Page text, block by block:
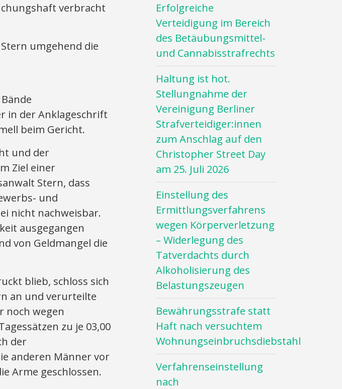
verbracht
umgehend die
in der Anklageschrift
beim Gericht.
und der
Ziel einer
Stern, dass
und
nicht nachweisbar.
ausgegangen
von Geldmangel die
blieb, schloss sich
an und verurteilte
noch wegen
zu je 03,00
der
anderen Männer vor
Arme geschlossen.
Erfolgreiche
Verteidigung im Bereich
des Betäubungsmittel-
und Cannabisstrafrechts
Haltung ist hot.
Stellungnahme der
Vereinigung Berliner
Strafverteidiger:innen
zum Anschlag auf den
Christopher Street Day
am 25. Juli 2026
Einstellung des
Ermittlungsverfahrens
wegen Körperverletzung
– Widerlegung des
Tatverdachts durch
Alkoholisierung des
Belastungszeugen
Bewährungsstrafe statt
Haft nach versuchtem
Wohnungseinbruchsdiebstahl
Verfahrenseinstellung
nach